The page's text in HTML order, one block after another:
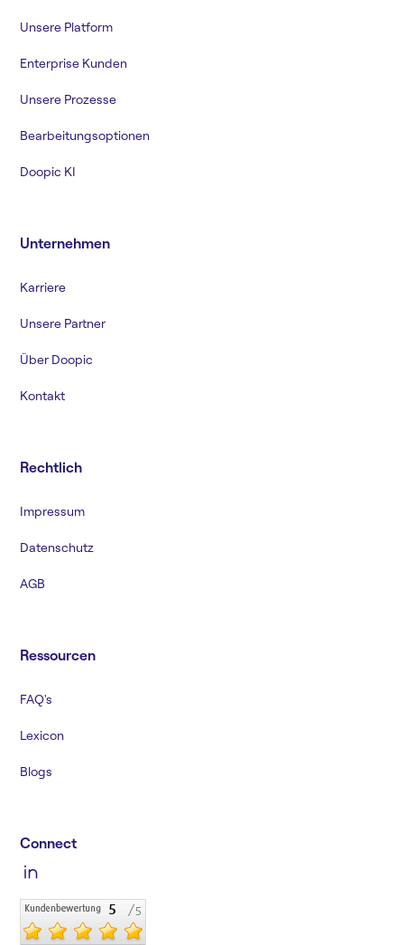
Unsere Platform
Enterprise Kunden
Unsere Prozesse
Bearbeitungsoptionen
Doopic KI
Unternehmen
Karriere
Unsere Partner
Über Doopic
Kontakt
Rechtlich
Impressum
Datenschutz
AGB
Ressourcen
FAQ's
Lexicon
Blogs
Connect